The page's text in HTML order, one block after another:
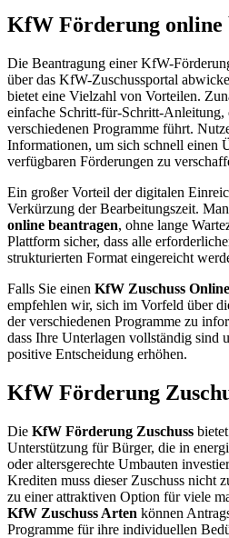
KfW Förderung online
Die Beantragung einer KfW-
über das KfW-Zuschussportal
bietet eine Vielzahl von Vorteilen.
einfache Schritt-für-Schritt-Anleitung,
verschiedenen Programme führt.
Informationen, um sich schnell einen
verfügbaren Förderungen zu
Ein großer Vorteil der digitalen
Verkürzung der Bearbeitungszeit.
online beantragen, ohne lange
Plattform sicher, dass alle
strukturierten Format eingereicht
Falls Sie einen KfW Zuschuss Online
empfehlen wir, sich im Vorfeld über
der verschiedenen Programme zu
dass Ihre Unterlagen vollständig sind
positive Entscheidung erhöhen.
KfW Förderung
Die KfW Förderung Zuschuss
Unterstützung für Bürger, die in
oder altersgerechte Umbauten
Krediten muss dieser Zuschuss nicht
zu einer attraktiven Option für viele
KfW Zuschuss Arten können
Programme für ihre individuellen